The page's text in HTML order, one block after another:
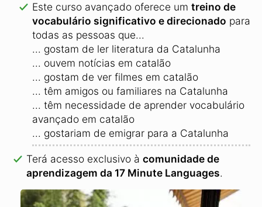
Este curso avançado oferece um treino de
vocabulário significativo e direcionado para
todas as pessoas que...
... gostam de ler literatura da Catalunha
... ouvem notícias em catalão
... gostam de ver filmes em catalão
... têm amigos ou familiares na Catalunha
... têm necessidade de aprender vocabulário
avançado em catalão
... gostariam de emigrar para a Catalunha
Terá acesso exclusivo à comunidade de
aprendizagem da 17 Minute Languages.